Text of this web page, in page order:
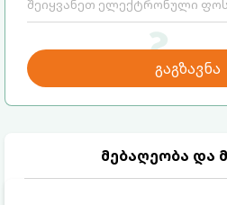
გაგზავნა
მებაღეობა და